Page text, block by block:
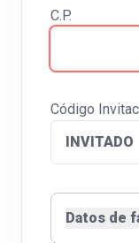
C.P.
Código
Datos de